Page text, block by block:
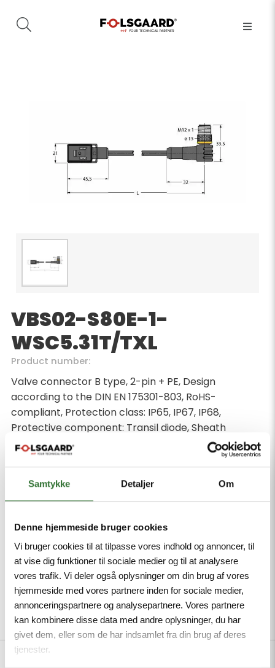
Samtykke Detaljer Om
Denne hjemmeside bruger cookies
Vi bruger cookies til at tilpasse vores indhold og annoncer, til
at vise dig funktioner til sociale medier og til at analysere
vores trafik. Vi deler også oplysninger om din brug af vores
hjemmeside med vores partnere inden for sociale medier,
annonceringspartnere og analysepartnere. Vores partnere
kan kombinere disse data med andre oplysninger, du har
givet dem, eller som de har indsamlet fra din brug af deres
tjenester.
VBS02-S80E-1-
WSC5.31T/TXL
Product number:
Valve connector B type, 2-pin + PE, Design
according to the DIN EN 175301-803, RoHS-
compliant, Protection class: IP65, IP67, IP68,
Protective component: Transil diode, Sheath
material: PUR, Sheath color: black, Qualified for drag
chain use, Resistant to weld splatter, Resistant to
retardant, Free from halogen, silicone, PVC and
LABS, Cable length 1 m, M12 male, angled, 2-pin + PE
Minimum order quantity: 1
Description Specifications Files